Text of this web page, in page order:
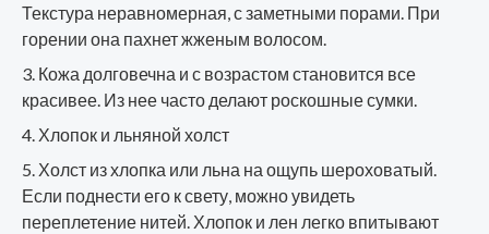
Текстура неравномерная, с заметными порами. При
горении она пахнет жженым волосом.
Кожа долговечна и с возрастом становится все
красивее. Из нее часто делают роскошные сумки.
Хлопок и льняной холст
Холст из хлопка или льна на ощупь шероховатый.
Если поднести его к свету, можно увидеть
переплетение нитей. Хлопок и лен легко впитывают